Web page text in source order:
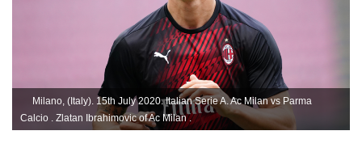
Milano, (Italy). 15th July 2020. Italian Serie A. Ac Milan vs Parma
Calcio . Zlatan Ibrahimovic of Ac Milan .